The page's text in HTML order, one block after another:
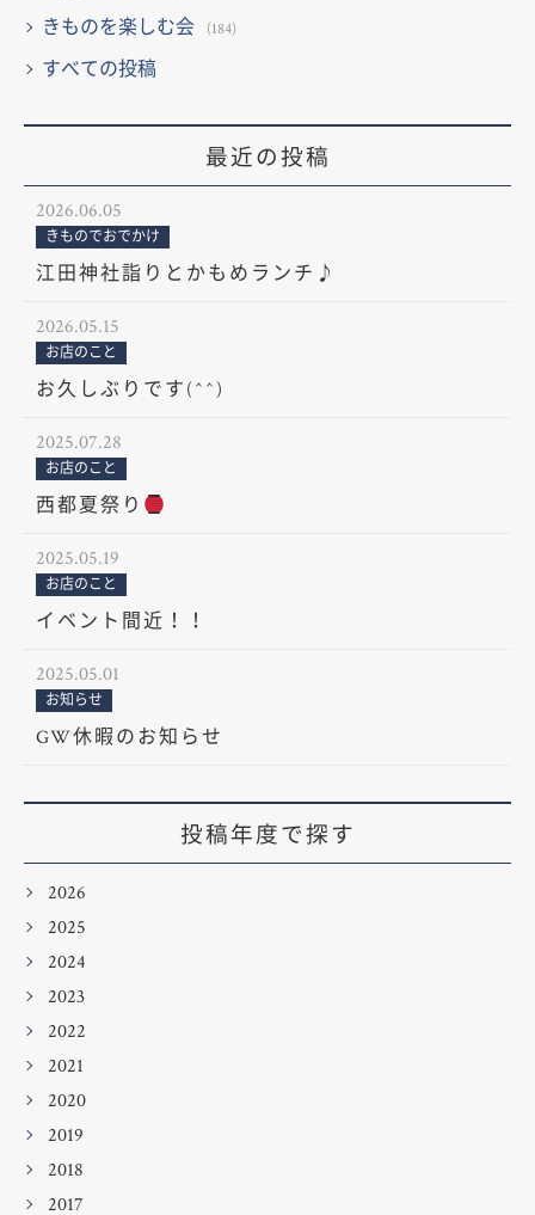
きものを楽しむ会 (184)
すべての投稿
最近の投稿
2026.06.05
きものでおでかけ
江田神社詣りとかもめランチ♪
2026.05.15
お店のこと
お久しぶりです(^^)
2025.07.28
お店のこと
西都夏祭り
2025.05.19
お店のこと
イベント間近！！
2025.05.01
お知らせ
GW休暇のお知らせ
投稿年度で探す
2026
2025
2024
2023
2022
2021
2020
2019
2018
2017